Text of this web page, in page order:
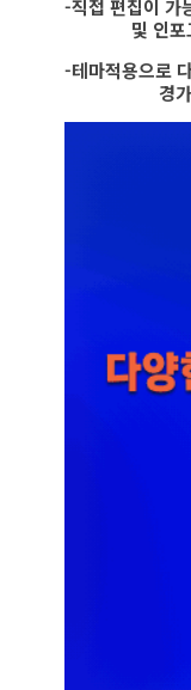
-직접 편집이 가
및 인포
-테마적용으로
경